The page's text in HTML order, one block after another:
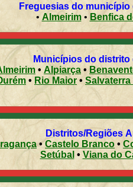
Freguesias do
• Almeirim• Benfica
Municípios do distrito
• Alpiarça •
• Rio Maior • Salvaterra
Distritos/Regiões
•Castelo Branco •
Setúbal • Viana do